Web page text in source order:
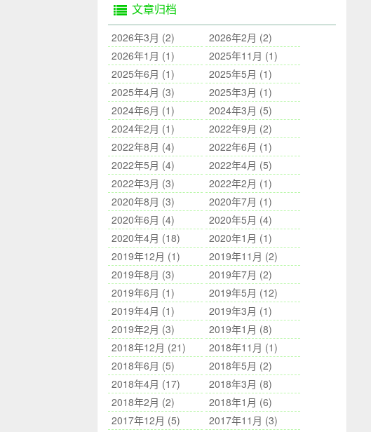
文章归档
2026年3月 (2)
2026年2月 (2)
2026年1月 (1)
2025年11月 (1)
2025年6月 (1)
2025年5月 (1)
2025年4月 (3)
2025年3月 (1)
2024年6月 (1)
2024年3月 (5)
2024年2月 (1)
2022年9月 (2)
2022年8月 (4)
2022年6月 (1)
2022年5月 (4)
2022年4月 (5)
2022年3月 (3)
2022年2月 (1)
2020年8月 (3)
2020年7月 (1)
2020年6月 (4)
2020年5月 (4)
2020年4月 (18)
2020年1月 (1)
2019年12月 (1)
2019年11月 (2)
2019年8月 (3)
2019年7月 (2)
2019年6月 (1)
2019年5月 (12)
2019年4月 (1)
2019年3月 (1)
2019年2月 (3)
2019年1月 (8)
2018年12月 (21)
2018年11月 (1)
2018年6月 (5)
2018年5月 (2)
2018年4月 (17)
2018年3月 (8)
2018年2月 (2)
2018年1月 (6)
2017年12月 (5)
2017年11月 (3)